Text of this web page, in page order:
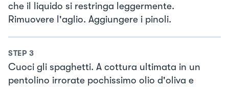
che il liquido si restringa leggermente.
Rimuovere l'aglio. Aggiungere i pinoli.
STEP 3
Cuoci gli spaghetti. A cottura ultimata in un
pentolino irrorate pochissimo olio d'oliva e